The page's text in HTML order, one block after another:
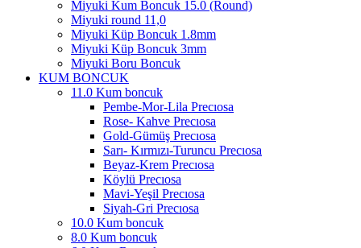
Miyuki Kum Boncuk 15.0 (Round)
Miyuki round 11,0
Miyuki Küp Boncuk 1.8mm
Miyuki Küp Boncuk 3mm
Miyuki Boru Boncuk
KUM BONCUK
11.0 Kum boncuk
Pembe-Mor-Lila Precıosa
Rose- Kahve Precıosa
Gold-Gümüş Precıosa
Sarı- Kırmızı-Turuncu Precıosa
Beyaz-Krem Precıosa
Köylü Precıosa
Mavi-Yeşil Precıosa
Siyah-Gri Precıosa
10.0 Kum boncuk
8.0 Kum boncuk